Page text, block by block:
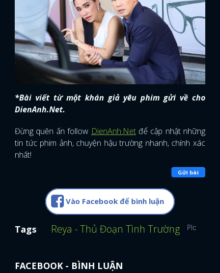
*Bài viết từ một khán giả yêu phim gửi về cho
DienAnh.Net.
Đừng quên ấn follow DienAnh.Netđể cập nhật những
tin tức phim ảnh, chuyện hậu trường nhanh, chính xác
nhất!
Gửi bài
Vào Facebook để bình luận
Tags Reya - Thủ Đoạn Tình Trường Ploy
FACEBOOK - BÌNH LUẬN